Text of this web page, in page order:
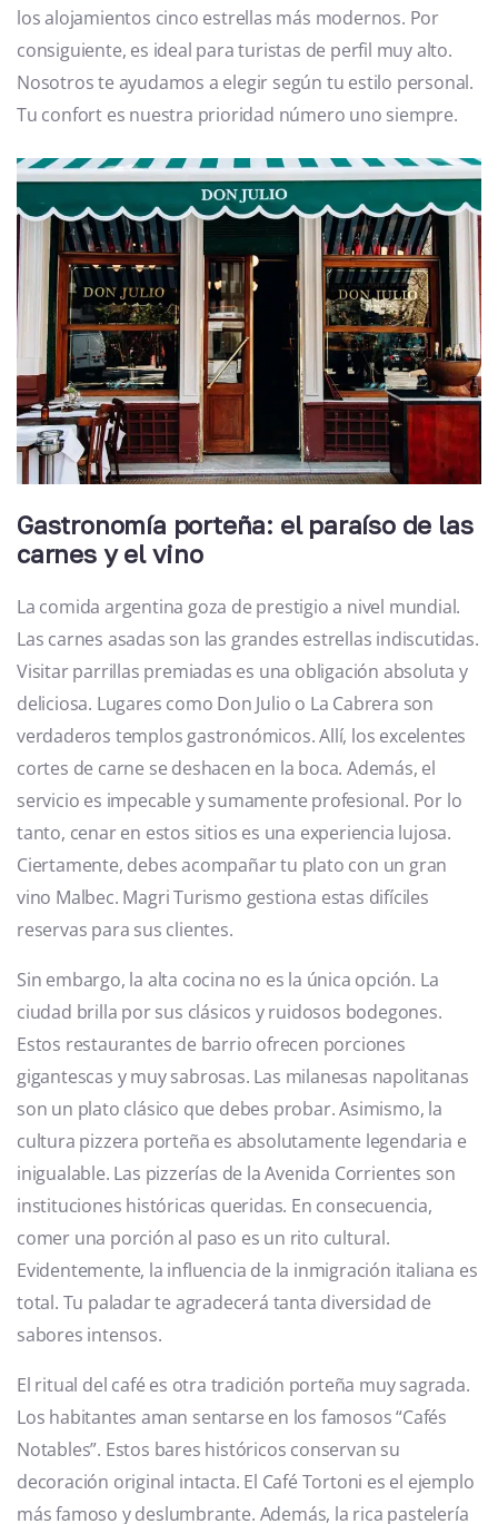
los alojamientos cinco estrellas más modernos. Por
consiguiente, es ideal para turistas de perfil muy alto.
Nosotros te ayudamos a elegir según tu estilo personal.
Tu confort es nuestra prioridad número uno siempre.
Gastronomía porteña: el paraíso de las
carnes y el vino
La comida argentina goza de prestigio a nivel mundial.
Las carnes asadas son las grandes estrellas indiscutidas.
Visitar parrillas premiadas es una obligación absoluta y
deliciosa. Lugares como Don Julio o La Cabrera son
verdaderos templos gastronómicos. Allí, los excelentes
cortes de carne se deshacen en la boca. Además, el
servicio es impecable y sumamente profesional. Por lo
tanto, cenar en estos sitios es una experiencia lujosa.
Ciertamente, debes acompañar tu plato con un gran
vino Malbec. Magri Turismo gestiona estas difíciles
reservas para sus clientes.
Sin embargo, la alta cocina no es la única opción. La
ciudad brilla por sus clásicos y ruidosos bodegones.
Estos restaurantes de barrio ofrecen porciones
gigantescas y muy sabrosas. Las milanesas napolitanas
son un plato clásico que debes probar. Asimismo, la
cultura pizzera porteña es absolutamente legendaria e
inigualable. Las pizzerías de la Avenida Corrientes son
instituciones históricas queridas. En consecuencia,
comer una porción al paso es un rito cultural.
Evidentemente, la influencia de la inmigración italiana es
total. Tu paladar te agradecerá tanta diversidad de
sabores intensos.
El ritual del café es otra tradición porteña muy sagrada.
Los habitantes aman sentarse en los famosos “Cafés
Notables”. Estos bares históricos conservan su
decoración original intacta. El Café Tortoni es el ejemplo
más famoso y deslumbrante. Además, la rica pastelería